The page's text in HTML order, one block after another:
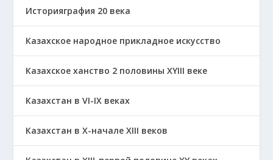
Историяграфия 20 века
Казахское народное прикладное искусство
Казахское ханство 2 половины ХҮІІІ веке
Казахстан в VI-IX веках
Казахстан в X-начале XIII веков